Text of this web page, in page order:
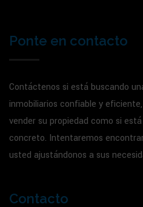
Ponte en contacto
Contáctenos si está buscando
inmobiliarios confiable y
vender su propiedad como si
concreto. Intentaremos
usted ajustándonos a sus
Contacto